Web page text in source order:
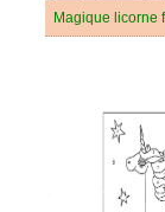
Magique licorne